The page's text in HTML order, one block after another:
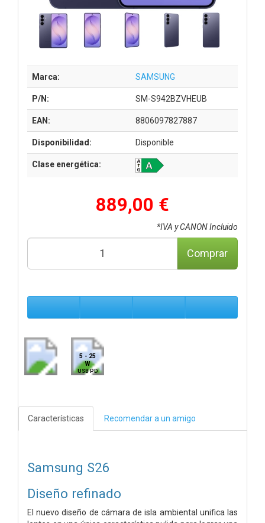
Marca: SAMSUNG
P/N: SM-S942BZVHEUB
EAN: 8806097827887
Disponibilidad: Disponible
Clase energética:
889,00 €
*IVA y CANON Incluido
Comprar
5 - 25
W
USB PD
Características Recomendar a un amigo
Samsung S26
Diseño refinado
El nuevo diseño de cámara de isla ambiental unifica las